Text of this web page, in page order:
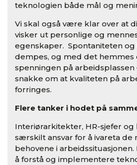
teknologien både mål og
Vi skal også være klar over at
visker ut personlige og
egenskaper. Spontaniteten
dempes, og med det hemmes
spenningen på arbeidsplassen
snakke om at kvaliteten på
forringes.
Flere tanker i hodet på
Interiørarkitekter, HR-sjefer
særskilt ansvar for å ivareta de
behovene i
å forstå og implementere